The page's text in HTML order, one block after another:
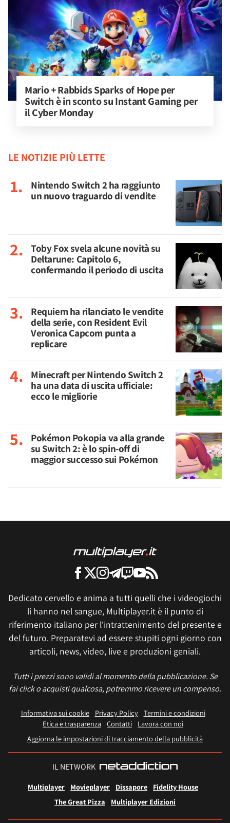
Mario + Rabbids Sparks of Hope per
Switch è in sconto su Instant Gaming per
il Cyber Monday
LE NOTIZIE PIÙ LETTE
Nintendo Switch 2 ha raggiunto
un nuovo traguardo di vendite
Toby Fox svela alcune novità su
Deltarune: Capitolo 6,
confermando il periodo di uscita
Requiem ha rilanciato le vendite
della serie, con Resident Evil
Veronica Capcom punta a
replicare
Minecraft per Nintendo Switch 2
ha una data di uscita ufficiale:
ecco le migliorie
Pokémon Pokopia va alla grande
su Switch 2: è lo spin-off di
maggior successo sui Pokémon
Dedicato cervello e anima a tutti quelli che i videogiochi
li hanno nel sangue, Multiplayer.it è il punto di
riferimento italiano per l'intrattenimento del presente e
del futuro. Preparatevi ad essere stupiti ogni giorno con
articoli, news, video, live e produzioni geniali.
Tutti i prezzi sono validi al momento della pubblicazione. Se
fai click o acquisti qualcosa, potremmo ricevere un compenso.
Informativa sui cookie Privacy Policy
Termini e condizioni
Etica e trasparenza Contatti
Lavora con noi
Aggiorna le impostazioni di tracciamento della pubblicità
IL NETWORK
Multiplayer Movieplayer Dissapore
Fidelity House
The Great Pizza
Multiplayer Edizioni